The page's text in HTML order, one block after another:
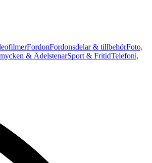
FordonFordonsdelar & tillbehörFoto,
& ÄdelstenarSport & FritidTelefoni,